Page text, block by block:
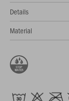
Details
Material